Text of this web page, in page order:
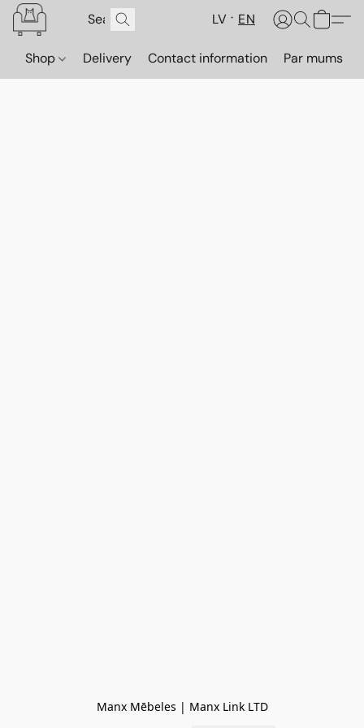
LV EN
Shop Delivery Contact information Par mums
Manx Mēbeles | Manx Link LTD